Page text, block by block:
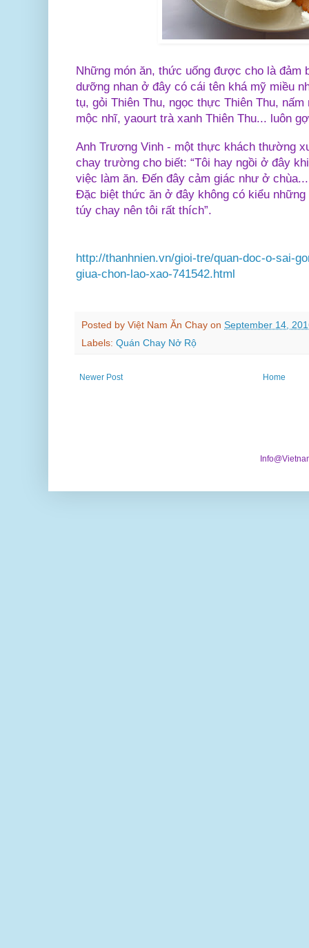
Những món ăn, thức uống được cho là đảm
dưỡng nhan ở đây có cái tên khá mỹ miều
tụ, gỏi Thiên Thu, ngọc thực Thiên Thu,
mộc nhĩ, yaourt trà xanh Thiên Thu... luôn
Anh Trương Vinh - một thực khách thường
chay trường cho biết: “Tôi hay ngồi ở đây
việc làm ăn. Đến đây cảm giác như ở
Đặc biệt thức ăn ở đây không có kiểu những
túy chay nên tôi rất thích”.
http://thanhnien.vn/gioi-tre/quan-doc-o-sai-
giua-chon-lao-xao-741542.html
Posted by Việt Nam Ăn Chay on September 14,
Labels: Quán Chay Nở Rộ
Newer Post Home